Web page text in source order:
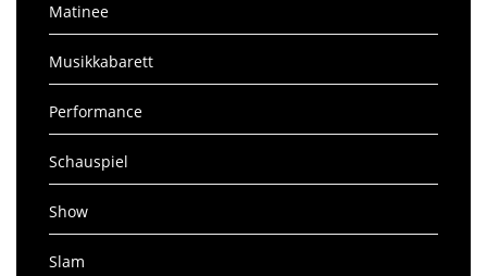
Matinee
Musikkabarett
Performance
Schauspiel
Show
Slam